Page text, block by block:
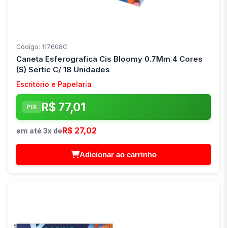
Código: 117608C
Caneta Esferografica Cis Bloomy 0.7Mm 4 Cores
(S) Sertic C/ 18 Unidades
Escritório e Papelaria
PIX R$ 77,01
em até 3x de R$ 27,02
Adicionar ao carrinho